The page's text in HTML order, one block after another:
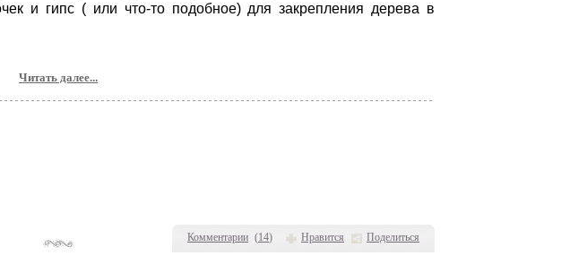
Комментарии (14) Нравится Поделиться
и гипс ( или что-то подобное) для закрепления дерева в
Читать далее...